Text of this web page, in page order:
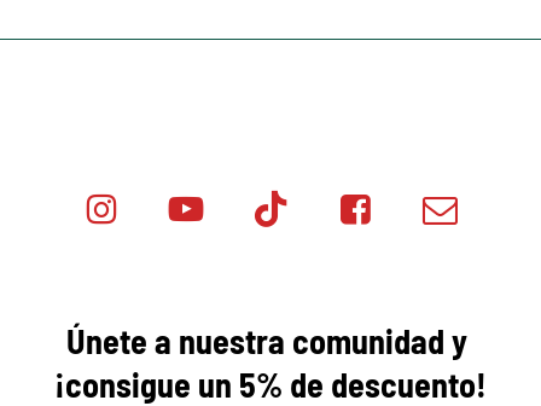
Minicar Tok
Minicar Minicar
Únete a nuestra comunidad y
¡consigue un 5% de descuento!